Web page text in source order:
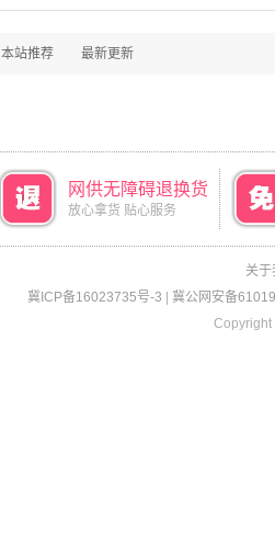
本站推荐 最新更新
网供无障碍退换货
放心拿货 贴心服务
关于
冀ICP备16023735号-3
冀公网安备